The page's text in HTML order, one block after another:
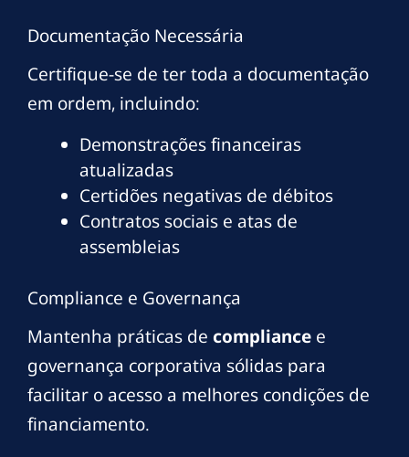
Documentação Necessária
Certifique-se de ter toda a documentação
em ordem, incluindo:
Demonstrações financeiras
atualizadas
Certidões negativas de débitos
Contratos sociais e atas de
assembleias
Compliance e Governança
Mantenha práticas de compliance e
governança corporativa sólidas para
facilitar o acesso a melhores condições de
financiamento.